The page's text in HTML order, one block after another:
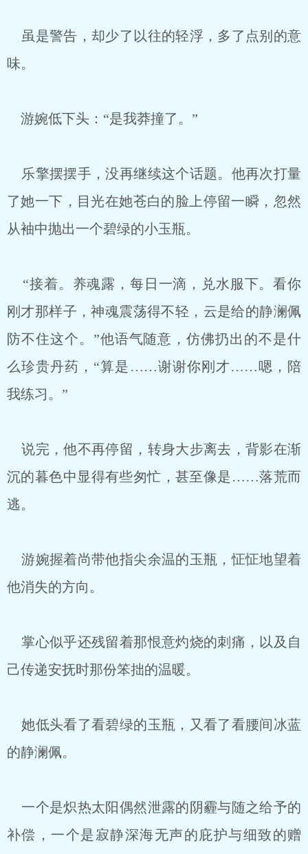
虽是警告，却少了以往的轻浮，多了点别的意
味。
游婉低下头：“是我莽撞了。”
乐擎摆摆手，没再继续这个话题。他再次打量
了她一下，目光在她苍白的脸上停留一瞬，忽然
从袖中抛出一个碧绿的小玉瓶。
“接着。养魂露，每日一滴，兑水服下。看你
刚才那样子，神魂震荡得不轻，云是给的静澜佩
防不住这个。”他语气随意，仿佛扔出的不是什
么珍贵丹药，“算是……谢谢你刚才……嗯，陪
我练习。”
说完，他不再停留，转身大步离去，背影在渐
沉的暮色中显得有些匆忙，甚至像是……落荒而
逃。
游婉握着尚带他指尖余温的玉瓶，怔怔地望着
他消失的方向。
掌心似乎还残留着那恨意灼烧的刺痛，以及自
己传递安抚时那份笨拙的温暖。
她低头看了看碧绿的玉瓶，又看了看腰间冰蓝
的静澜佩。
一个是炽热太阳偶然泄露的阴霾与随之给予的
补偿，一个是寂静深海无声的庇护与细致的赠